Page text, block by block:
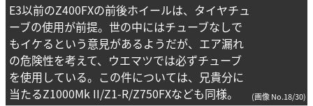
E3以前のZ400FXの前後ホイールは、タイヤチュ
ーブの使用が前提。世の中にはチューブなしで
もイケるという意見があるようだが、エア漏れ
の危険性を考えて、ウエマツでは必ずチューブ
を使用している。この件については、兄貴分に
当たるZ1000Mk II/Z1-R/Z750FXなども同様。
(画像 No.18/30)